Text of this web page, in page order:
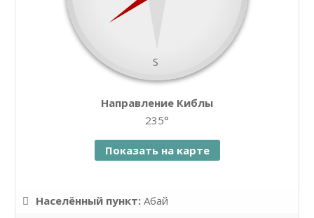
S
Направление Киблы
235°
Показать на карте
Leaflet| ©OpenStreetMap
Населённый пункт: Абай